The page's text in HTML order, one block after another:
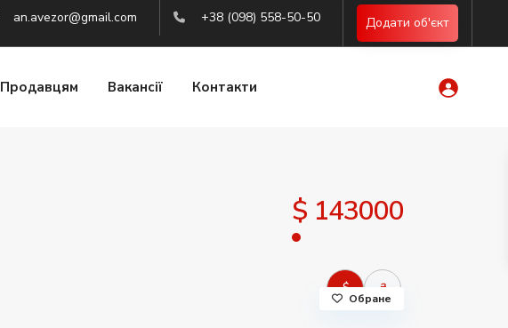
an.avezor@gmail.com +38 (098) 558-50-50 Додати об'єкт
Продавцям Вакансії Контакти
$ 143000
$ ₴
Обране